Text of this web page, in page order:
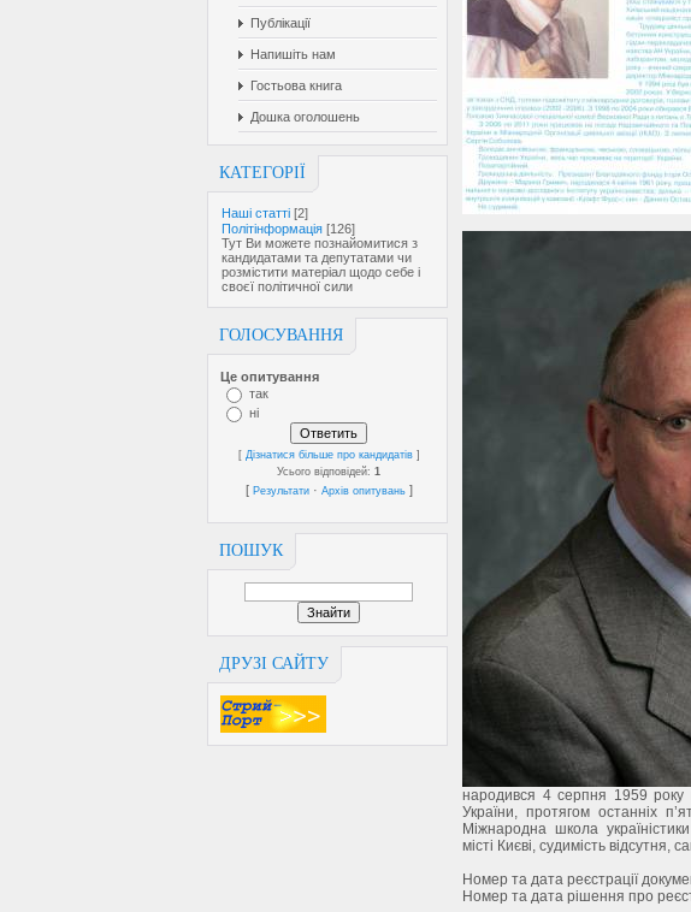
Публікації
Напишіть нам
Гостьова книга
Дошка оголошень
КАТЕГОРІЇ
Наші статті [2]
Політінформація [126]
Тут Ви можете познайомитися з
кандидатами та депутатами чи
розмістити матеріал щодо себе і
своєї політичної сили
ГОЛОСУВАННЯ
Це опитування
так
ні
[ Дізнатися більше про кандидатів]
Усього відповідей: 1
[ Результати· Архів опитувань]
ПОШУК
ДРУЗІ САЙТУ
народився 4 серпня 1959 року
України, протягом останніх
Міжнародна школа
місті Києві, судимість відсутня,
Номер та дата реєстрації
Номер та дата рішення про